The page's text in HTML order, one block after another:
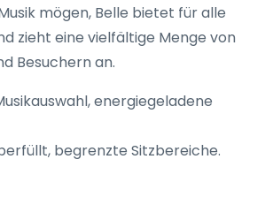
mögen, Belle bietet für alle
zieht eine vielfältige Menge von
Besuchern an.
energiegeladene
begrenzte Sitzbereiche.